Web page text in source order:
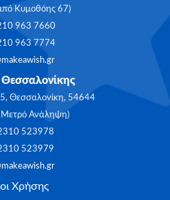
Κυμοθόης 67)
963 7660
963 7774
Θεσσαλονίκης
Θεσσαλονίκη, 54644
Μετρό Ανάληψη)
523978
523979
Χρήσης